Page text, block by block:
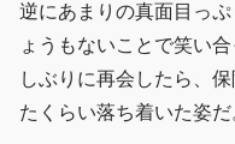
逆にあまりの真面目っ
ょうもないことで笑い
しぶりに再会したら、
たくらい落ち着いた姿だ